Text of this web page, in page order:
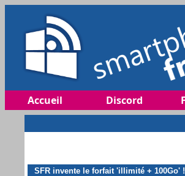
Accueil Discord
SFR invente le forfait 'illimité + 100Go' !